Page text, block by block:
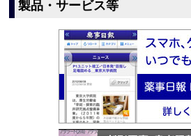
製品・サービス等